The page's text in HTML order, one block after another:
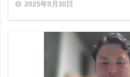
2025年9月30日